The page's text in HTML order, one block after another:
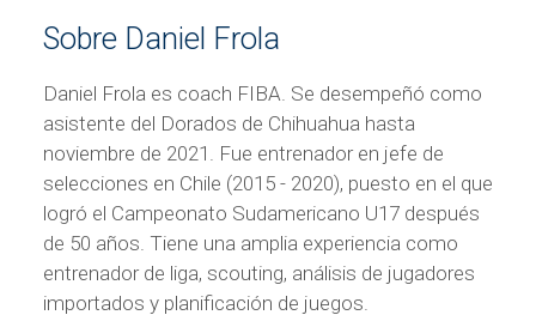
Sobre Daniel Frola
Daniel Frola es coach FIBA. Se desempeñó como
asistente del Dorados de Chihuahua hasta
noviembre de 2021. Fue entrenador en jefe de
selecciones en Chile (2015 - 2020), puesto en el que
logró el Campeonato Sudamericano U17 después
de 50 años. Tiene una amplia experiencia como
entrenador de liga, scouting, análisis de jugadores
importados y planificación de juegos.